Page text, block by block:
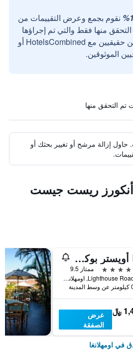
نقوم بجمع وعرض التقييمات من
منها فقط والتي تم إجراؤها
بواسطة مستخدمين حقيقيين مع HotelsCombined أو
الموثوقين.
حاول إزالة مرشح أو تغيير بحثك أو
أنكورز ريست جيست
ذا أويستر بوكس
ممتاز 9.5
2 Lighthouse Road, اومهلانغا, محافظة كوازولو ناتال, جنوب أفريقيا
﷼
عرض
الصفقة
في اومهلانغا